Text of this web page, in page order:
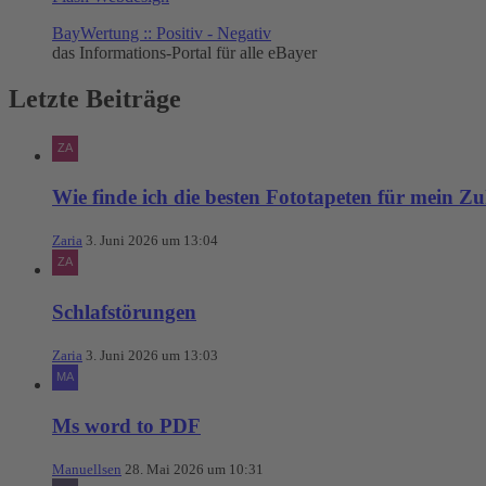
BayWertung :: Positiv - Negativ
das Informations-Portal für alle eBayer
Letzte Beiträge
Wie finde ich die besten Fototapeten für mein
Zaria 3. Juni 2026 um 13:04
Schlafstörungen
Zaria 3. Juni 2026 um 13:03
Ms word to PDF
Manuellsen 28. Mai 2026 um 10:31